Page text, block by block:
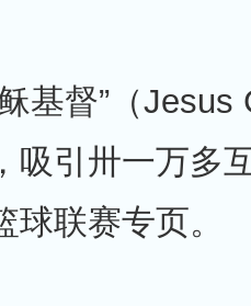
基督”（
吸引卅一万多
联赛专页。